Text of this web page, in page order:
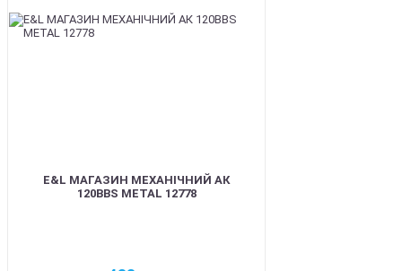
E&L МАГАЗИН МЕХАНІЧНИЙ АК
120BBS METAL 12778